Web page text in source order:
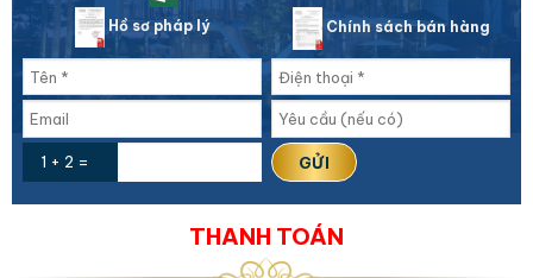
Hồ sơ pháp lý Chính sách bán hàng
1 + 2 =
THANH TOÁN